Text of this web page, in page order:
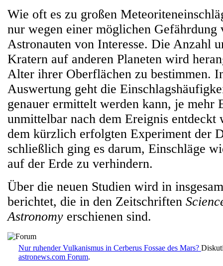
Wie oft es zu großen
nur wegen einer möglichen Gefährdung
Astronauten von Interesse. Die Anzahl
Kratern auf anderen Planeten wird
Alter ihrer Oberflächen zu bestimmen.
Auswertung geht die
genauer ermittelt werden kann, je mehr
unmittelbar nach dem Ereignis entdeckt
dem kürzlich erfolgten Experiment der
schließlich ging es darum, Einschläge
auf der Erde zu verhindern.
Über die neuen Studien wird in
berichtet, die in den Zeitschriften
Astronomy erschienen sind.
Nur ruhender Vulkanismus in Cerberus Fossae des Mars?
astronews.com Forum.